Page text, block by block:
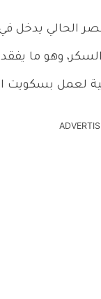
الحالي يدخل
وهو ما
لعمل بسكويت